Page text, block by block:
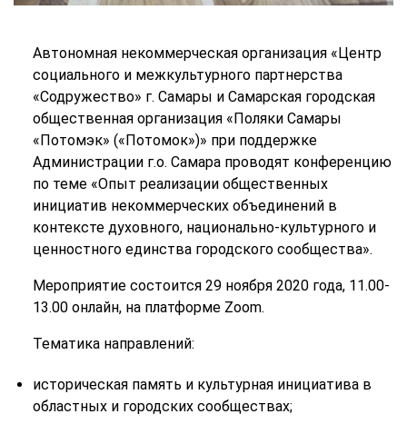
Автономная некоммерческая организация «Центр
социального и межкультурного партнерства
«Содружество» г. Самары и Самарская городская
общественная организация «Поляки Самары
«Потомэк» («Потомок»)» при поддержке
Администрации г.о. Самара проводят конференцию
по теме «Опыт реализации общественных
инициатив некоммерческих объединений в
контексте духовного, национально-культурного и
ценностного единства городского сообщества».
Мероприятие состоится 29 ноября 2020 года, 11.00-
13.00 онлайн, на платформе Zoom.
Тематика направлений:
историческая память и культурная инициатива в
областных и городских сообществах;